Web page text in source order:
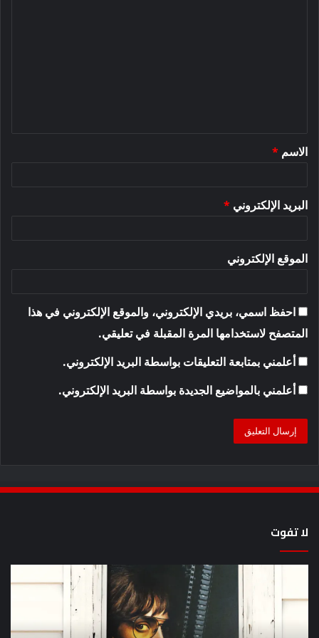
*
الاسم *
البريد الإلكتروني *
الموقع الإلكتروني
احفظ اسمي، بريدي الإلكتروني، والموقع الإلكتروني في هذا
المتصفح لاستخدامها المرة المقبلة في تعليقي.
أعلمني بمتابعة التعليقات بواسطة البريد الإلكتروني.
أعلمني بالمواضيع الجديدة بواسطة البريد الإلكتروني.
لا تفوت
الذي